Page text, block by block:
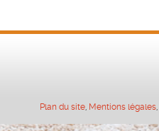
Plan du site, Mentions légales,